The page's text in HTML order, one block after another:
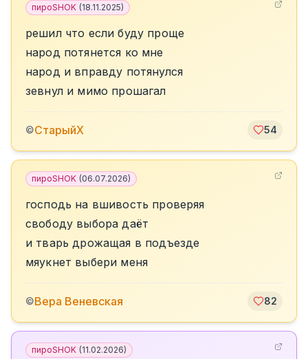
пироSHOK (18.11.2025)
решил что если буду проще
народ потянется ко мне
народ и вправду потянулся
зевнул и мимо прошагал
©СтарыйХ 54
пироSHOK (06.07.2026)
господь на вшивость проверяя
свободу выбора даёт
и тварь дрожащая в подъезде
мяукнет выбери меня
©Вера Веневская 82
пироSHOK (11.02.2026)